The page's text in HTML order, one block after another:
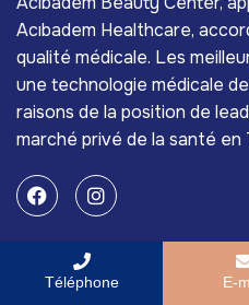
Acıbadem Healthcare,
qualité médicale. Les
une technologie médicale
raisons de la position de
marché privé de la santé en
Services
Téléphone E-